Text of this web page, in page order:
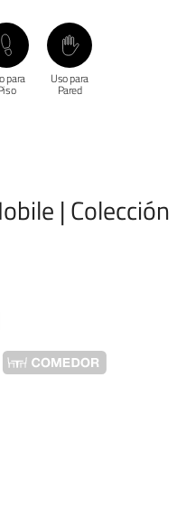
para Uso para
Pared
| Colección